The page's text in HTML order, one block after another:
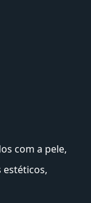
com a pele
estéticos